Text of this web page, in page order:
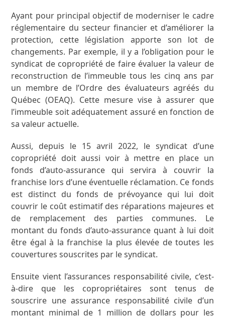
Ayant pour principal objectif de moderniser le cadre
réglementaire du secteur financier et d’améliorer la
protection, cette législation apporte son lot de
changements. Par exemple, il y a l’obligation pour le
syndicat de copropriété de faire évaluer la valeur de
reconstruction de l’immeuble tous les cinq ans par
un membre de l’Ordre des évaluateurs agréés du
Québec (OEAQ). Cette mesure vise à assurer que
l’immeuble soit adéquatement assuré en fonction de
sa valeur actuelle.
Aussi, depuis le 15 avril 2022, le syndicat d’une
copropriété doit aussi voir à mettre en place un
fonds d’auto-assurance qui servira à couvrir la
franchise lors d’une éventuelle réclamation. Ce fonds
est distinct du fonds de prévoyance qui lui doit
couvrir le coût estimatif des réparations majeures et
de remplacement des parties communes. Le
montant du fonds d’auto-assurance quant à lui doit
être égal à la franchise la plus élevée de toutes les
couvertures souscrites par le syndicat.
Ensuite vient l’assurances responsabilité civile, c’est-
à-dire que les copropriétaires sont tenus de
souscrire une assurance responsabilité civile d’un
montant minimal de 1 million de dollars pour les